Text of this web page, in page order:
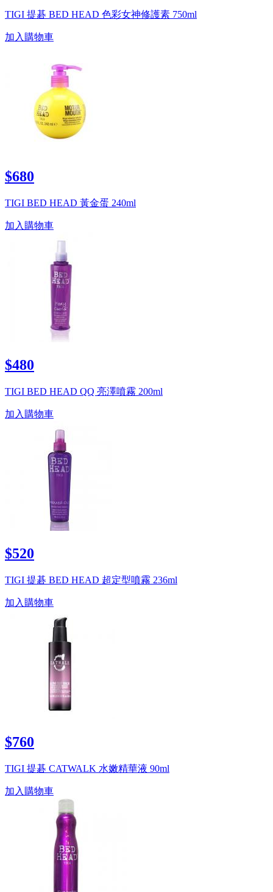
TIGI 提碁 BED HEAD 色彩女神修護素 750ml
加入購物車
$680
TIGI BED HEAD 黃金蛋 240ml
加入購物車
$480
TIGI BED HEAD QQ 亮澤噴霧 200ml
加入購物車
$520
TIGI 提碁 BED HEAD 超定型噴霧 236ml
加入購物車
$760
TIGI 提碁 CATWALK 水嫩精華液 90ml
加入購物車